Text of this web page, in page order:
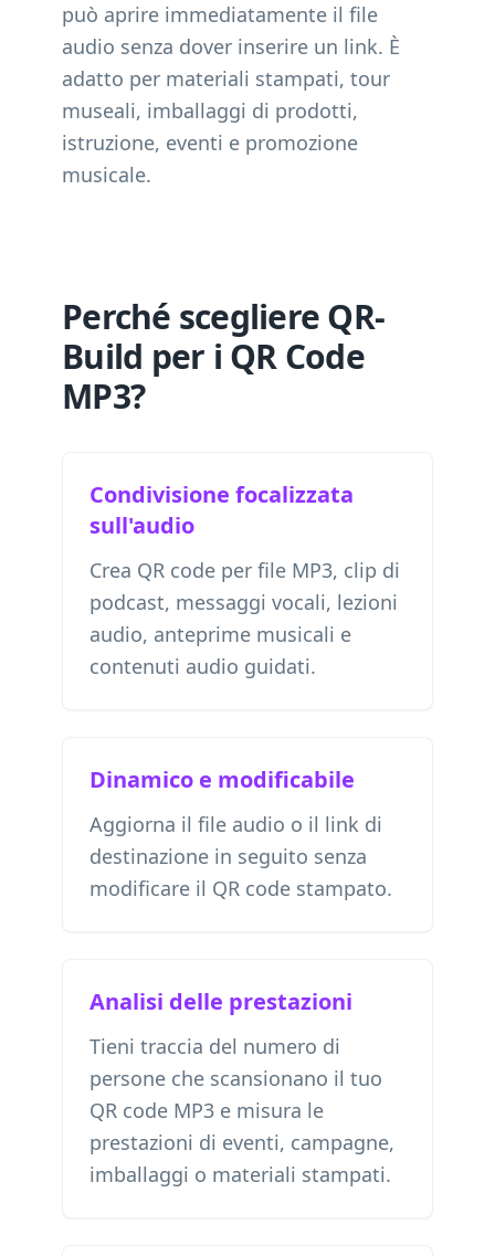
può aprire immediatamente il file
audio senza dover inserire un link. È
adatto per materiali stampati, tour
museali, imballaggi di prodotti,
istruzione, eventi e promozione
musicale.
Perché scegliere QR-
Build per i QR Code
MP3?
Condivisione focalizzata
sull'audio
Crea QR code per file MP3, clip di
podcast, messaggi vocali, lezioni
audio, anteprime musicali e
contenuti audio guidati.
Dinamico e modificabile
Aggiorna il file audio o il link di
destinazione in seguito senza
modificare il QR code stampato.
Analisi delle prestazioni
Tieni traccia del numero di
persone che scansionano il tuo
QR code MP3 e misura le
prestazioni di eventi, campagne,
imballaggi o materiali stampati.